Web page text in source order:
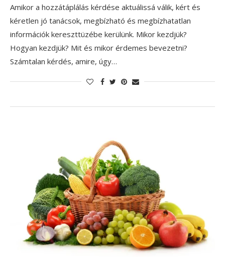
Amikor a hozzátáplálás kérdése aktuálissá válik, kért és
kéretlen jó tanácsok, megbízható és megbízhatatlan
információk kereszttüzébe kerülünk. Mikor kezdjük?
Hogyan kezdjük? Mit és mikor érdemes bevezetni?
Számtalan kérdés, amire, úgy…